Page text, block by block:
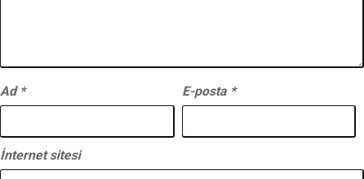
Ad * E-posta *
İnternet sitesi